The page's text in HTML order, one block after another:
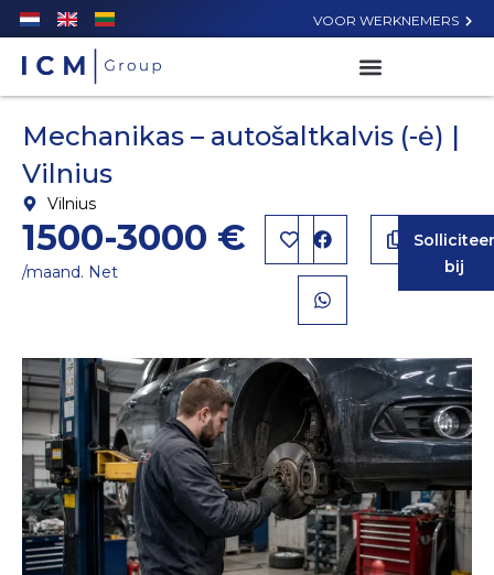
VOOR WERKNEMERS
Mechanikas – autošaltkalvis (-ė) |
Vilnius
Vilnius
1500-3000 €
/maand. Net
bij